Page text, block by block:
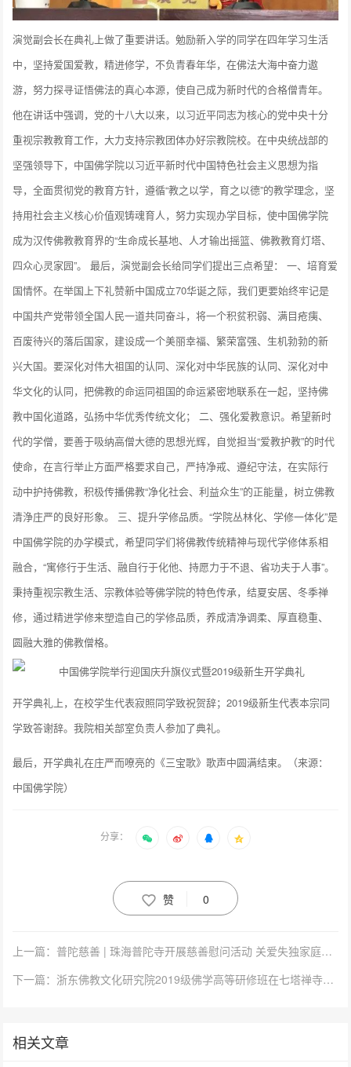
演觉副会长在典礼上做了重要讲话。勉励新入学的同学在四年学习生活
中，坚持爱国爱教，精进修学，不负青春年华，在佛法大海中奋力遨
游，努力探寻证悟佛法的真心本源，使自己成为新时代的合格僧青年。
他在讲话中强调，党的十八大以来，以习近平同志为核心的党中央十分
重视宗教教育工作，大力支持宗教团体办好宗教院校。在中央统战部的
坚强领导下，中国佛学院以习近平新时代中国特色社会主义思想为指
导，全面贯彻党的教育方针，遵循“教之以学，育之以德”的教学理念，坚
持用社会主义核心价值观铸魂育人，努力实现办学目标，使中国佛学院
成为汉传佛教教育界的“生命成长基地、人才输出摇篮、佛教教育灯塔、
四众心灵家园”。 最后，演觉副会长给同学们提出三点希望： 一、培育爱
国情怀。在举国上下礼赞新中国成立70华诞之际，我们更要始终牢记是
中国共产党带领全国人民一道共同奋斗，将一个积贫积弱、满目疮痍、
百废待兴的落后国家，建设成一个美丽幸福、繁荣富强、生机勃勃的新
兴大国。要深化对伟大祖国的认同、深化对中华民族的认同、深化对中
华文化的认同，把佛教的命运同祖国的命运紧密地联系在一起，坚持佛
教中国化道路，弘扬中华优秀传统文化； 二、强化爱教意识。希望新时
代的学僧，要善于吸纳高僧大德的思想光辉，自觉担当“爱教护教”的时代
使命，在言行举止方面严格要求自己，严持净戒、遵纪守法，在实际行
动中护持佛教，积极传播佛教“净化社会、利益众生”的正能量，树立佛教
清浄庄严的良好形象。 三、提升学修品质。“学院丛林化、学修一体化”是
中国佛学院的办学模式，希望同学们将佛教传统精神与现代学修体系相
融合，“寓修行于生活、融自行于化他、持愿力于不退、省功夫于人事”。
秉持重视宗教生活、宗教体验等佛学院的特色传承，结夏安居、冬季禅
修，通过精进学修来塑造自己的学修品质，养成清净调柔、厚直稳重、
圆融大雅的佛教僧格。
开学典礼上，在校学生代表寂照同学致祝贺辞；2019级新生代表本宗同
学致答谢辞。我院相关部室负责人参加了典礼。
最后，开学典礼在庄严而嘹亮的《三宝歌》歌声中圆满结束。（来源：
中国佛学院）
分享：
赞 0
上一篇：普陀慈善 | 珠海普陀寺开展慈善慰问活动 关爱失独家庭传递温暖
下一篇：浙东佛教文化研究院2019级佛学高等研修班在七塔禅寺举行
相关文章